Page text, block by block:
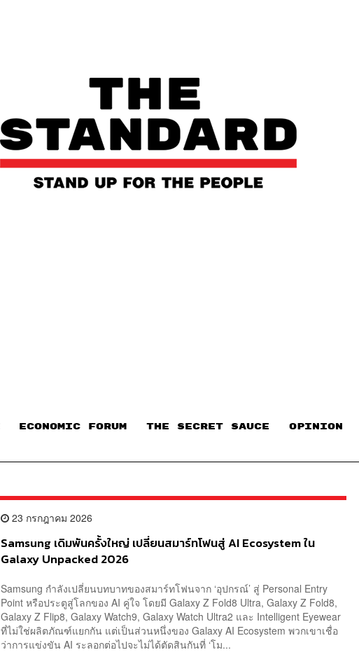
ECONOMIC FORUM THE SECRET SAUCE​ OPINION
23 กรกฎาคม 2026
Samsung เดิมพันครั้งใหญ่ เปลี่ยนสมาร์ทโฟนสู่ AI Ecosystem ใน
Galaxy Unpacked 2026
Samsung กำลังเปลี่ยนบทบาทของสมาร์ทโฟนจาก ‘อุปกรณ์’ สู่ Personal Entry
Point หรือประตูสู่โลกของ AI คู่ใจ โดยมี Galaxy Z Fold8 Ultra, Galaxy Z Fold8,
Galaxy Z Flip8, Galaxy Watch9, Galaxy Watch Ultra2 และ Intelligent Eyewear
ที่ไม่ใช่ผลิตภัณฑ์แยกกัน แต่เป็นส่วนหนึ่งของ Galaxy AI Ecosystem พวกเขาเชื่อ
ว่าการแข่งขัน AI ระลอกต่อไปจะไม่ได้ตัดสินกันที่ ‘โม...